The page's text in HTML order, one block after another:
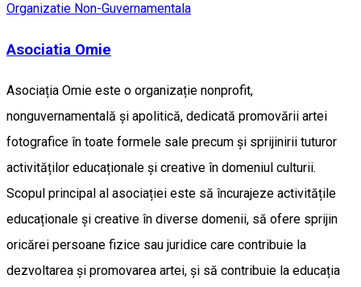
Organizatie Non-Guvernamentala
Asociatia Omie
Asociația Omie este o organizație nonprofit,
nonguvernamentală și apolitică, dedicată promovării artei
fotografice în toate formele sale precum și sprijinirii tuturor
activităților educaționale și creative în domeniul culturii.
Scopul principal al asociației este să încurajeze activitățile
educaționale și creative în diverse domenii, să ofere sprijin
oricărei persoane fizice sau juridice care contribuie la
dezvoltarea și promovarea artei, și să contribuie la educația